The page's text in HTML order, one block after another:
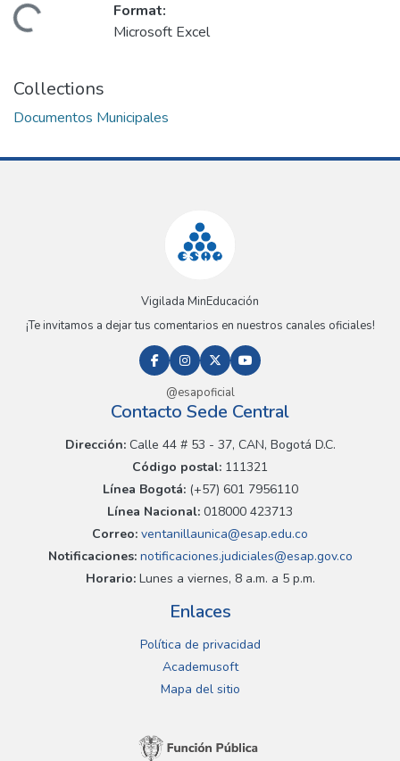
Loading...
Format:
Microsoft Excel
Collections
Documentos Municipales
Vigilada MinEducación
¡Te invitamos a dejar tus comentarios en nuestros canales oficiales!
@esapoficial
Contacto Sede Central
Dirección:Calle 44 # 53 - 37, CAN, Bogotá D.C.
Código postal: 111321
Línea Bogotá:(+57) 601 7956110
Línea Nacional: 018000 423713
Correo: ventanillaunica@esap.edu.co
Notificaciones:notificaciones.judiciales@esap.gov.co
Horario:Lunes a viernes, 8 a.m. a 5 p.m.
Enlaces
Política de privacidad
Academusoft
Mapa del sitio